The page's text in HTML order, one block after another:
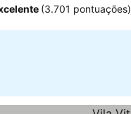
(3.701 pontuações)